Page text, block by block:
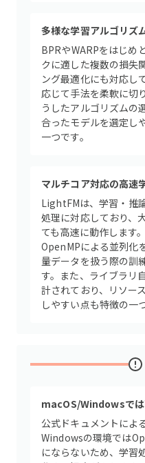
多様な学習アルゴリズ
BPRやWARPをはじめ
クに適した複数の損失
ング最適化にも対応し
応じて手法を柔軟に切
うしたアルゴリズムの
合ったモデルを選定し
一つです。
マルチコア対応の高速
LightFMは、学習・推
処理に対応しており、
ても高速に動作します
OpenMPによる並列化
量データを扱う際の訓
す。また、ライブラリ
計されており、リソー
しやすい点も特徴の一
macOS/Windowsでは
公式ドキュメントによ
Windowsの環境では
にならないため、学習